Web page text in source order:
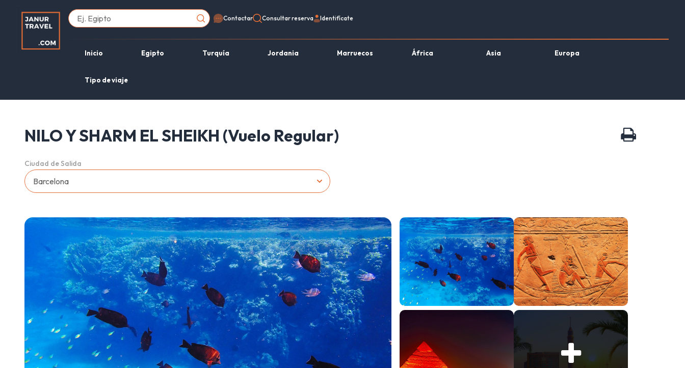
Contactar Consultar reserva Identifícate
Inicio Egipto Turquía Jordania Marruecos África Asia Europa
Tipo de viaje
NILO Y SHARM EL SHEIKH (Vuelo Regular)
Ciudad de Salida